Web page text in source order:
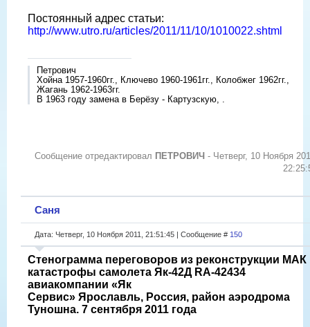
Постоянный адрес статьи:
http://www.utro.ru/articles/2011/11/10/1010022.shtml
Петрович
Хойна 1957-1960гг., Ключево 1960-1961гг., Колобжег 1962гг.,
Жагань 1962-1963гг.
В 1963 году замена в Берёзу - Картузскую, .
Сообщение отредактировал ПЕТРОВИЧ - Четверг, 10 Ноября
Саня
Дата: Четверг, 10 Ноября 2011, 21:51:45 | Сообщение # 150
Стенограмма переговоров из реконструкции МАК
катастрофы самолета Як-42Д RA-42434
авиакомпании «Як
Сервис» Ярославль, Россия, район аэродрома
Туношна. 7 сентября 2011 года